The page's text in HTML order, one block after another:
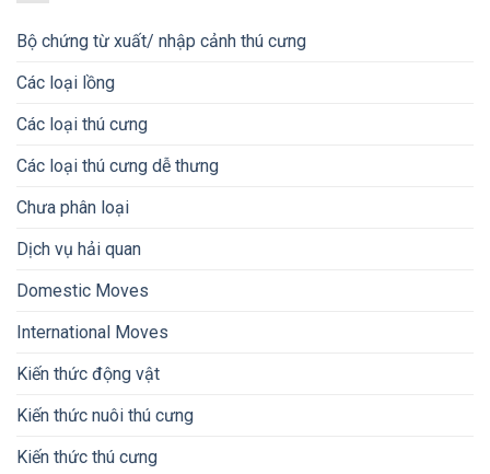
Bộ chứng từ xuất/ nhập cảnh thú cưng
Các loại lồng
Các loại thú cưng
Các loại thú cưng dễ thưng
Chưa phân loại
Dịch vụ hải quan
Domestic Moves
International Moves
Kiến thức động vật
Kiến thức nuôi thú cưng
Kiến thức thú cưng